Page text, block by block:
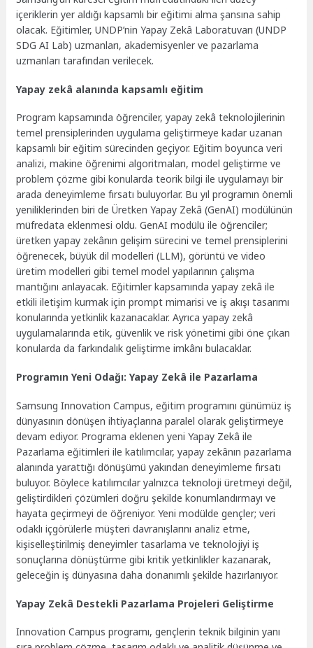
içeriklerin yer aldığı kapsamlı bir eğitimi alma şansına sahip
olacak. Eğitimler, UNDP’nin Yapay Zekâ Laboratuvarı (UNDP
SDG AI Lab) uzmanları, akademisyenler ve pazarlama
uzmanları tarafından verilecek.
Yapay zekâ alanında kapsamlı eğitim
Program kapsamında öğrenciler, yapay zekâ teknolojilerinin
temel prensiplerinden uygulama geliştirmeye kadar uzanan
kapsamlı bir eğitim sürecinden geçiyor. Eğitim boyunca veri
analizi, makine öğrenimi algoritmaları, model geliştirme ve
problem çözme gibi konularda teorik bilgi ile uygulamayı bir
arada deneyimleme fırsatı buluyorlar. Bu yıl programın önemli
yeniliklerinden biri de Üretken Yapay Zekâ (GenAI) modülünün
müfredata eklenmesi oldu. GenAI modülü ile öğrenciler;
üretken yapay zekânın gelişim sürecini ve temel prensiplerini
öğrenecek, büyük dil modelleri (LLM), görüntü ve video
üretim modelleri gibi temel model yapılarının çalışma
mantığını anlayacak. Eğitimler kapsamında yapay zekâ ile
etkili iletişim kurmak için prompt mimarisi ve iş akışı tasarımı
konularında yetkinlik kazanacaklar. Ayrıca yapay zekâ
uygulamalarında etik, güvenlik ve risk yönetimi gibi öne çıkan
konularda da farkındalık geliştirme imkânı bulacaklar.
Programın Yeni Odağı: Yapay Zekâ ile Pazarlama
Samsung Innovation Campus, eğitim programını günümüz iş
dünyasının dönüşen ihtiyaçlarına paralel olarak geliştirmeye
devam ediyor. Programa eklenen yeni Yapay Zekâ ile
Pazarlama eğitimleri ile katılımcılar, yapay zekânın pazarlama
alanında yarattığı dönüşümü yakından deneyimleme fırsatı
buluyor. Böylece katılımcılar yalnızca teknoloji üretmeyi değil,
geliştirdikleri çözümleri doğru şekilde konumlandırmayı ve
hayata geçirmeyi de öğreniyor. Yeni modülde gençler; veri
odaklı içgörülerle müşteri davranışlarını analiz etme,
kişiselleştirilmiş deneyimler tasarlama ve teknolojiyi iş
sonuçlarına dönüştürme gibi kritik yetkinlikler kazanarak,
geleceğin iş dünyasına daha donanımlı şekilde hazırlanıyor.
Yapay Zekâ Destekli Pazarlama Projeleri Geliştirme
Innovation Campus programı, gençlerin teknik bilginin yanı